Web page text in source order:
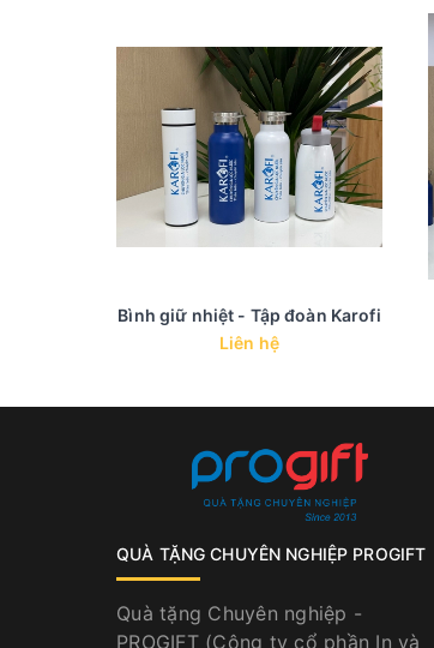
Bình giữ nhiệt - Tập đoàn Karofi
Liên hệ
QUÀ TẶNG CHUYÊN NGHIỆP PROGIFT
Quà tặng Chuyên nghiệp -
PROGIFT (Công ty cổ phần In và